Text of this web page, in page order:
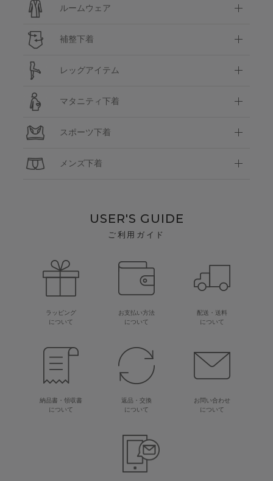
ルームウェア
補整下着
レッグアイテム
マタニティ下着
スポーツ下着
メンズ下着
USER'S GUIDE
ご利用ガイド
ラッピング
について
お支払い方法
について
配送・送料
について
納品書・領収書
について
返品・交換
について
お問い合わせ
について